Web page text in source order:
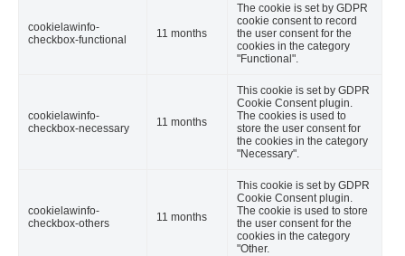
cookielawinfo-
checkbox-functional
11 months
The cookie is set by GDPR
cookie consent to record
the user consent for the
cookies in the category
"Functional".
cookielawinfo-
checkbox-necessary
11 months
This cookie is set by GDPR
Cookie Consent plugin.
The cookies is used to
store the user consent for
the cookies in the category
"Necessary".
cookielawinfo-
checkbox-others
11 months
This cookie is set by GDPR
Cookie Consent plugin.
The cookie is used to store
the user consent for the
cookies in the category
"Other.